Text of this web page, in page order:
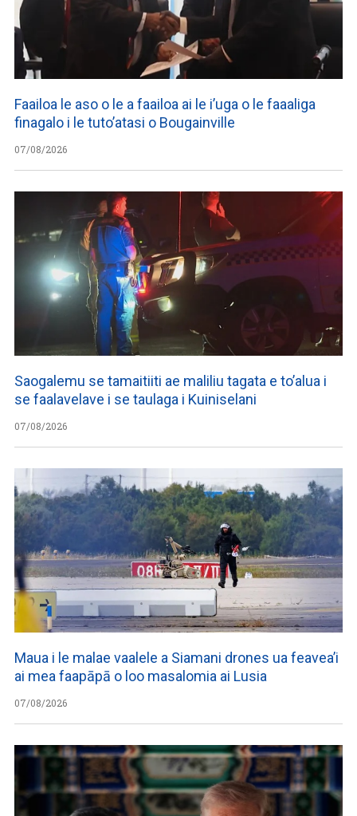
Faailoa le aso o le a faailoa ai le i’uga o le faaaliga
finagalo i le tuto’atasi o Bougainville
07/08/2026
Saogalemu se tamaitiiti ae maliliu tagata e to’alua i
se faalavelave i se taulaga i Kuiniselani
07/08/2026
Maua i le malae vaalele a Siamani drones ua feavea’i
ai mea faapāpā o loo masalomia ai Lusia
07/08/2026